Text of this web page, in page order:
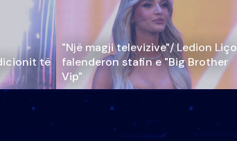
të
"Një magji televizive"/ Ledion Liço
falenderon stafin e "Big Brother
Vip"